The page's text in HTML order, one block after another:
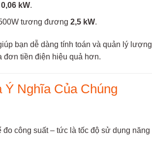
0,06 kW.
tương đương 2,5 kW.
bạn dễ dàng tính toán và quản lý
đơn tiền điện hiệu quả hơn.
Nghĩa Của Chúng
đo công suất – tức là tốc độ sử dụng